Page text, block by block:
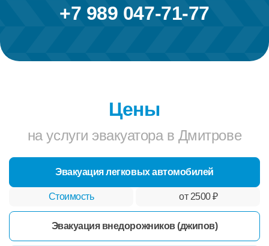
+7 989 047-71-77
Цены
на услуги эвакуатора в Дмитрове
Эвакуация легковых автомобилей
от 2500 ₽
Эвакуация внедорожников (джипов)